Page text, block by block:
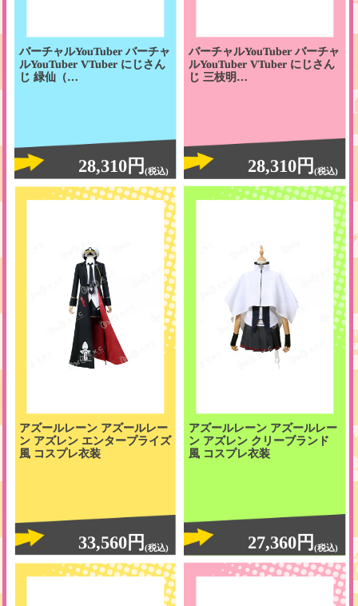
バーチャルYouTuber バーチャ
ルYouTuber VTuber にじさん
じ 緑仙（…
28,310円(税込)
バーチャルYouTuber バーチャ
ルYouTuber VTuber にじさん
じ 三枝明…
28,310円(税込)
アズールレーン アズールレー
ン アズレン エンタープライズ
風 コスプレ衣装
33,560円(税込)
アズールレーン アズールレー
ン アズレン クリーブランド
風 コスプレ衣装
27,360円(税込)